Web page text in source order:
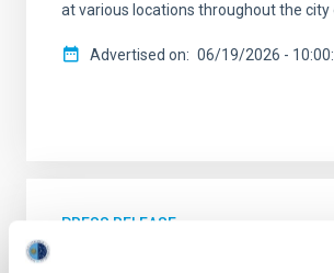
at various locations throughout the city
Advertised on 06/19/2026 -
PRESS RELEASE
Eva Villaver participa en la